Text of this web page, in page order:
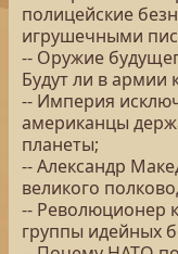
полицейские
игрушечными
-- Оружие
Будут ли в армии
-- Империя
американцы
планеты;
-- Александр
великого
-- Революционер
группы идейных